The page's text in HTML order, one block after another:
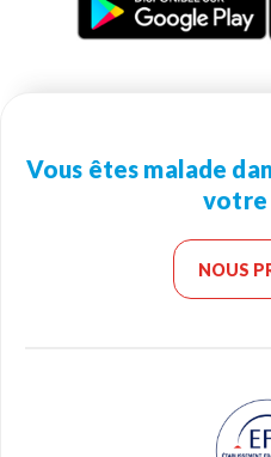
Vous êtes malade
votre
NOUS